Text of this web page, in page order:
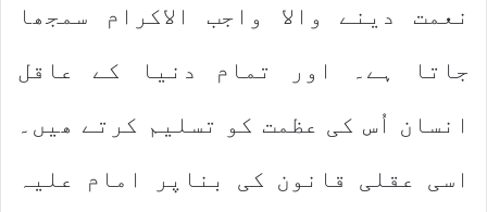
نعمت دینے والا واجب الاکرام سمجھا
جاتا ہے۔ اور تمام دنیا کے عاقل
انسان اُس کی عظمت کو تسلیم کرتے ھیں۔
اسی عقلی قانون کی بناپر امام علیہ